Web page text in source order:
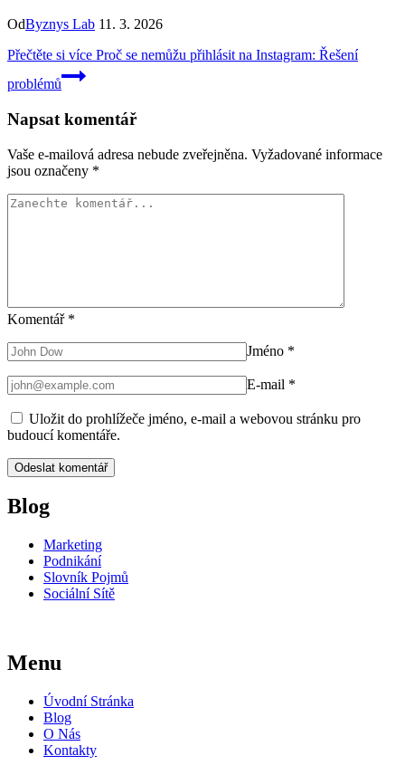
OdByznys Lab 11. 3. 2026
Přečtěte si více Proč se nemůžu přihlásit na Instagram: Řešení
problémů
Napsat komentář
Vaše e-mailová adresa nebude zveřejněna. Vyžadované informace
jsou označeny *
Komentář *
Jméno *
E-mail *
Uložit do prohlížeče jméno, e-mail a webovou stránku pro
budoucí komentáře.
Blog
Marketing
Podnikání
Slovník Pojmů
Sociální Sítě
Menu
Úvodní Stránka
Blog
O Nás
Kontakty